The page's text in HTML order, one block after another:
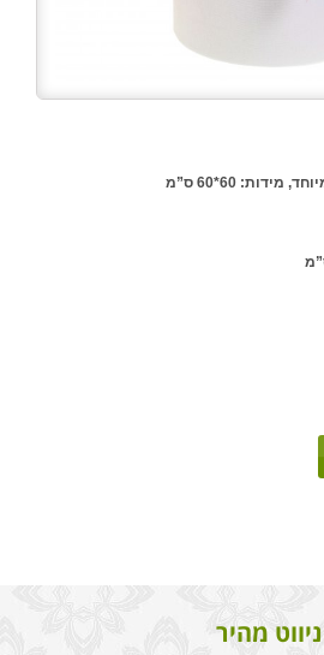
60*60 ס”מ
ניווט מהיר